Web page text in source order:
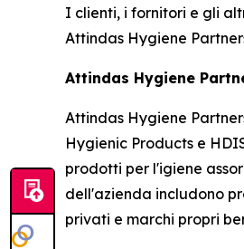
I clienti, i fornitori e gli
Attindas Hygiene
Attindas Hygiene
Attindas Hygiene
Hygienic Products e
prodotti per l'igiene
dell'azienda includono
privati ​​e marchi propri